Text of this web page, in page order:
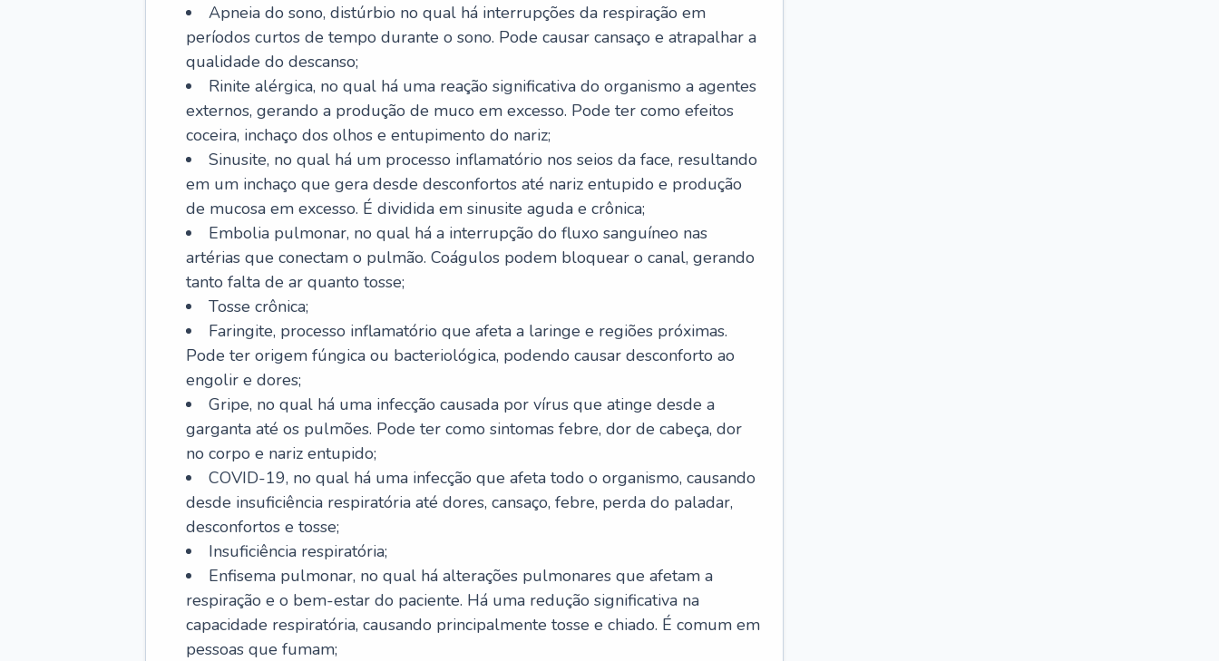
Apneia do sono, distúrbio no qual há interrupções da respiração em
períodos curtos de tempo durante o sono. Pode causar cansaço e atrapalhar a
qualidade do descanso;
Rinite alérgica, no qual há uma reação significativa do organismo a agentes
externos, gerando a produção de muco em excesso. Pode ter como efeitos
coceira, inchaço dos olhos e entupimento do nariz;
Sinusite, no qual há um processo inflamatório nos seios da face, resultando
em um inchaço que gera desde desconfortos até nariz entupido e produção
de mucosa em excesso. É dividida em sinusite aguda e crônica;
Embolia pulmonar, no qual há a interrupção do fluxo sanguíneo nas
artérias que conectam o pulmão. Coágulos podem bloquear o canal, gerando
tanto falta de ar quanto tosse;
Tosse crônica;
Faringite, processo inflamatório que afeta a laringe e regiões próximas.
Pode ter origem fúngica ou bacteriológica, podendo causar desconforto ao
engolir e dores;
Gripe, no qual há uma infecção causada por vírus que atinge desde a
garganta até os pulmões. Pode ter como sintomas febre, dor de cabeça, dor
no corpo e nariz entupido;
COVID-19, no qual há uma infecção que afeta todo o organismo, causando
desde insuficiência respiratória até dores, cansaço, febre, perda do paladar,
desconfortos e tosse;
Insuficiência respiratória;
Enfisema pulmonar, no qual há alterações pulmonares que afetam a
respiração e o bem-estar do paciente. Há uma redução significativa na
capacidade respiratória, causando principalmente tosse e chiado. É comum em
pessoas que fumam;